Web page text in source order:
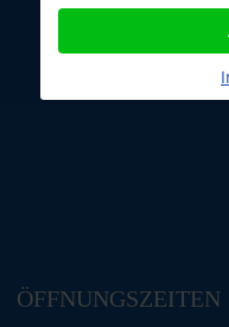
ÖFFNUNGSZEITEN